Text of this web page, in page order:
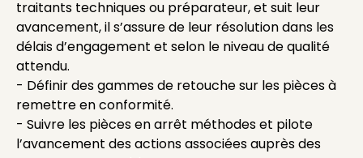
traitants techniques ou préparateur, et suit leur
avancement, il s’assure de leur résolution dans les
délais d’engagement et selon le niveau de qualité
attendu.
- Définir des gammes de retouche sur les pièces à
remettre en conformité.
- Suivre les pièces en arrêt méthodes et pilote
l’avancement des actions associées auprès des